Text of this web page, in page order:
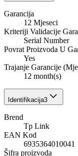
Garancija
12 Mjeseci
Kriteriji Validacije
Serial Number
Povrat Proizvoda U
Yes
Trajanje Garancije
12 month(s)
Identifikacija3
Brend
Tp Link
EAN Kod
6935364010041
Šifra proizvoda